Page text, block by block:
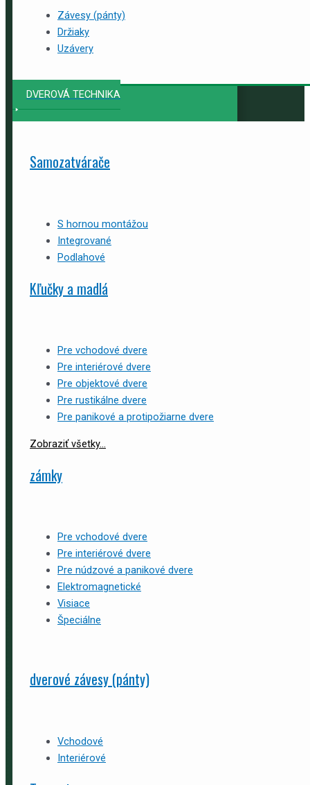
Závesy (pánty)
Držiaky
Uzávery
DVEROVÁ TECHNIKA
Samozatvárače
S hornou montážou
Integrované
Podlahové
Kľučky a madlá
Pre vchodové dvere
Pre interiérové dvere
Pre objektové dvere
Pre rustikálne dvere
Pre panikové a protipožiarne dvere
Zobraziť všetky...
zámky
Pre vchodové dvere
Pre interiérové dvere
Pre núdzové a panikové dvere
Elektromagnetické
Visiace
Špeciálne
dverové závesy (pánty)
Vchodové
Interiérové